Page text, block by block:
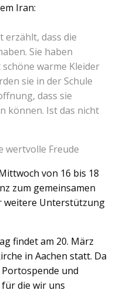
Iran:
erzählt, dass die
Sie haben
warme Kleider
sie in der Schule
dass sie
können. Ist das nicht
wertvolle Freude
von 16 bis 18
zum gemeinsamen
weitere Unterstützung
findet am 20. März
in Aachen statt. Da
und
die wir uns